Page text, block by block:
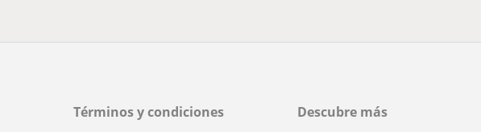
Términos y condiciones
Descubre más